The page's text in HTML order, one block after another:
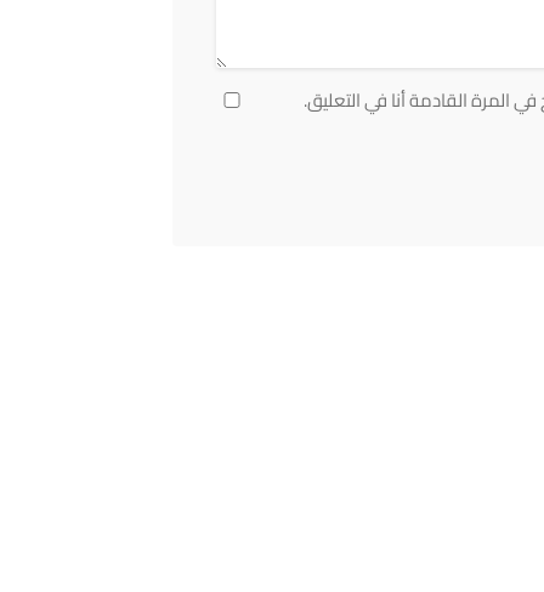
المرة القادمة أنا في التعليق.